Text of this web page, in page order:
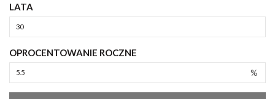
LATA
OPROCENTOWANIE ROCZNE
%